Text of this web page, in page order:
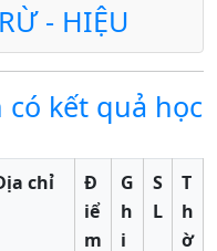
- HIỆU
có kết quả học
chỉ
Đ
iể
m
G
h
i
S
L
T
h
ờ